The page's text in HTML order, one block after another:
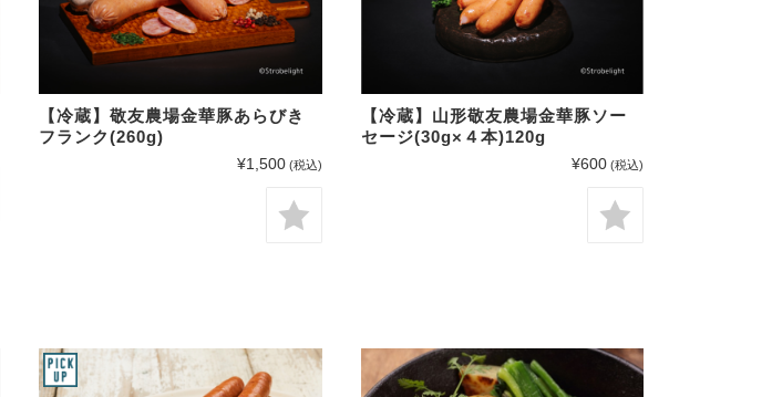
【冷蔵】敬友農場金華豚あらびき
フランク(260g)
¥1,500 (税込)
【冷蔵】山形敬友農場金華豚ソー
セージ(30g×４本)120g
¥600 (税込)